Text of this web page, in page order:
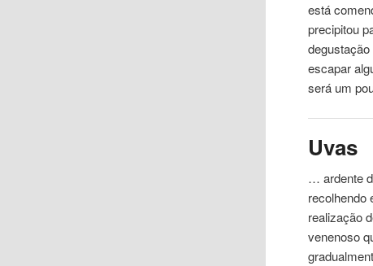
está
precipitou
escapar
será um
Uvas
… ardente
recolhendo
realização
venenoso